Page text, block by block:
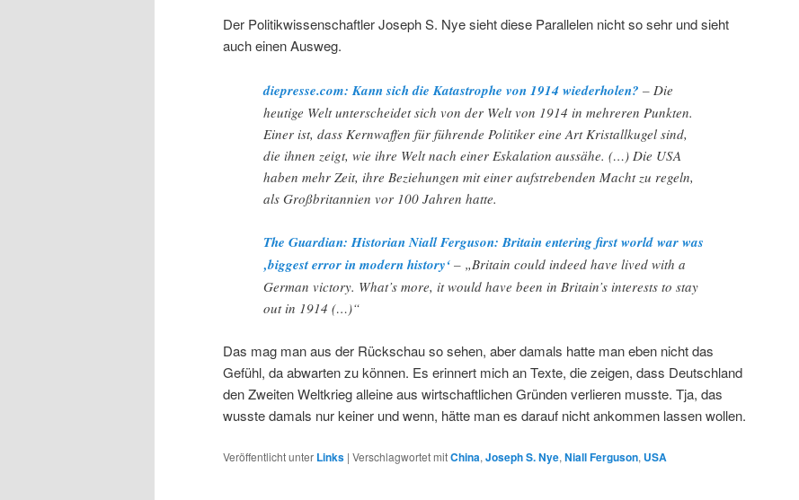
Der Politikwissenschaftler Joseph S. Nye sieht diese Parallelen nicht so sehr und sieht
auch einen Ausweg.
diepresse.com: Kann sich die Katastrophe von 1914 wiederholen? – Die
heutige Welt unterscheidet sich von der Welt von 1914 in mehreren Punkten.
Einer ist, dass Kernwaffen für führende Politiker eine Art Kristallkugel sind,
die ihnen zeigt, wie ihre Welt nach einer Eskalation aussähe. (…) Die USA
haben mehr Zeit, ihre Beziehungen mit einer aufstrebenden Macht zu regeln,
als Großbritannien vor 100 Jahren hatte.
The Guardian: Historian Niall Ferguson: Britain entering first world war was
‚biggest error in modern history‘ – „Britain could indeed have lived with a
German victory. What’s more, it would have been in Britain’s interests to stay
out in 1914 (…)“
Das mag man aus der Rückschau so sehen, aber damals hatte man eben nicht das
Gefühl, da abwarten zu können. Es erinnert mich an Texte, die zeigen, dass Deutschland
den Zweiten Weltkrieg alleine aus wirtschaftlichen Gründen verlieren musste. Tja, das
wusste damals nur keiner und wenn, hätte man es darauf nicht ankommen lassen wollen.
Veröffentlicht unter Links | Verschlagwortet mitChina, Joseph S. Nye, Niall Ferguson, USA